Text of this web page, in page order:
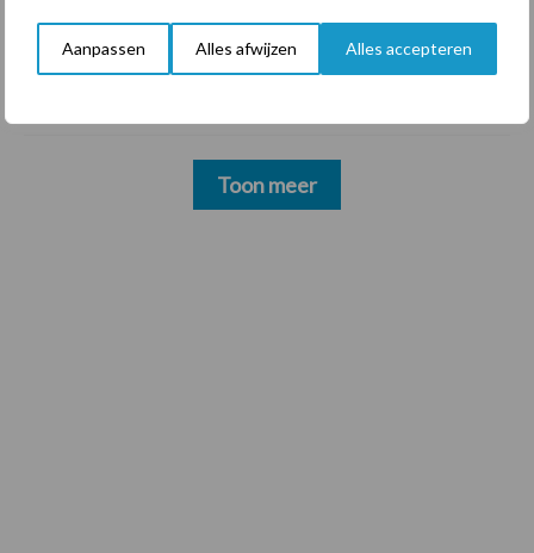
Aanpassen Alles afwijzen Alles accepteren
het dipmiddel dat bij uw bedrijf past
Toon meer